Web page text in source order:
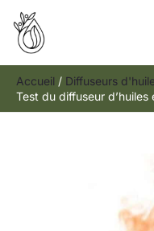
Aller
contenu
Accueil
Diffuseurs
Test du diffuseur d’huiles
Rechercher